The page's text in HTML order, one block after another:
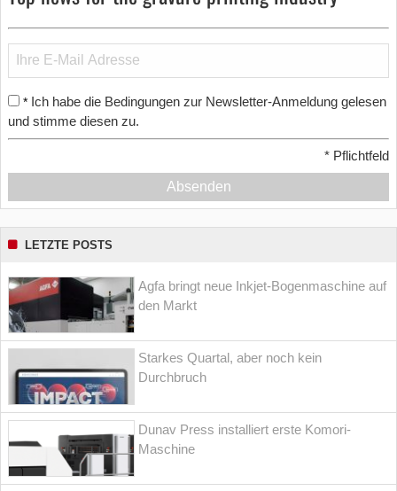
* Ich habe die Bedingungen zur Newsletter-Anmeldung gelesen
und stimme diesen zu.
* Pflichtfeld
Absenden
LETZTE POSTS
Agfa bringt neue Inkjet-Bogenmaschine auf
den Markt
Starkes Quartal, aber noch kein
Durchbruch
Dunav Press installiert erste Komori-
Maschine